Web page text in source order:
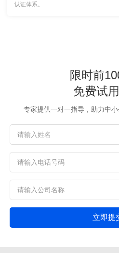
认证体系。
限时前
免费试
专家提供一对一指导，助力中
立即提